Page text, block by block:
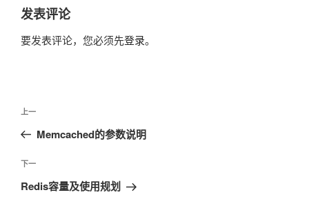
发表评论
要发表评论，您必须先登录。
文
导
航
上
一
文
章
上一
Memcached的参数说明
下
一
下一
Redis容量及使用规划